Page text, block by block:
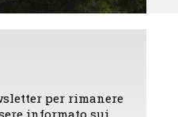
per rimanere